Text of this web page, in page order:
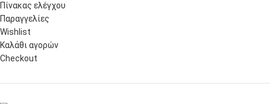
Πίνακας ελέγχου
Παραγγελίες
Wishlist
Καλάθι αγορών
Checkout